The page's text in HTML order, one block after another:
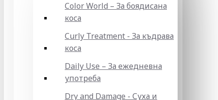
Color World – За боядисана
коса
Curly Treatment - За къдрава
коса
Daily Use – За ежедневна
употреба
Dry and Damage - Суха и